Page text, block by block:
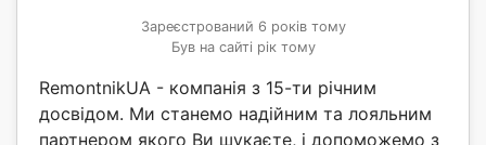
Зареєстрований 6 років тому
Був на сайті рік тому
RemontnikUA - компанія з 15-ти річним
досвідом. Ми станемо надійним та лояльним
партнером якого Ви шукаєте, і допоможемо з